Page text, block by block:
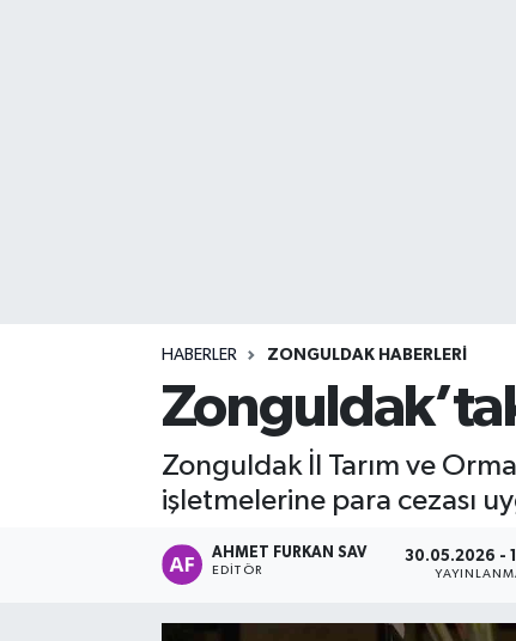
HABERLER ZONGULDAK HABERLERI
Zonguldak İl Tarım ve
işletmelerine para cezası
AHMET FURKAN SAV
EDITÖR
30.05.2026 -
KASTAMONU